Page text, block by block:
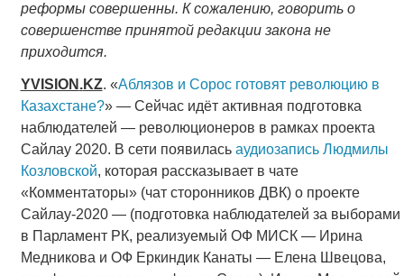
реформы совершенны. К сожалению, говорить о
совершенстве принятой редакции закона не
приходится.
YVISION .KZ. «Аблязов и Сорос готовят революцию в
Казахстане?» — Сейчас идёт активная подготовка
наблюдателей — революционеров в рамках проекта
Сайлау 2020. В сети появилась аудиозапись Людмилы
Козловской, которая рассказывает в чате
«Комментаторы» (чат сторонников ДВК) о проекте
Сайлау-2020 — (подготовка наблюдателей за выборами
в Парламент РК, реализуемый ОФ МИСК — Ирина
Медникова и ОФ Еркиндик Канаты — Елена Швецова,